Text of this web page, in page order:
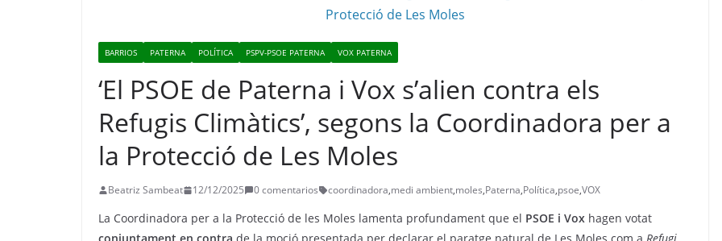
BARRIOS PATERNA POLÍTICA PSPV-PSOE PATERNA VOX PATERNA
‘El PSOE de Paterna i Vox s’alien contra els
Refugis Climàtics’, segons la Coordinadora per a
la Protecció de Les Moles
Beatriz Sambeat 12/12/2025 0 comentarios coordinadora,medi ambient,moles,Paterna,Política,psoe,VOX
La Coordinadora per a la Protecció de les Moles lamenta profundament que el PSOE i Vox hagen votat